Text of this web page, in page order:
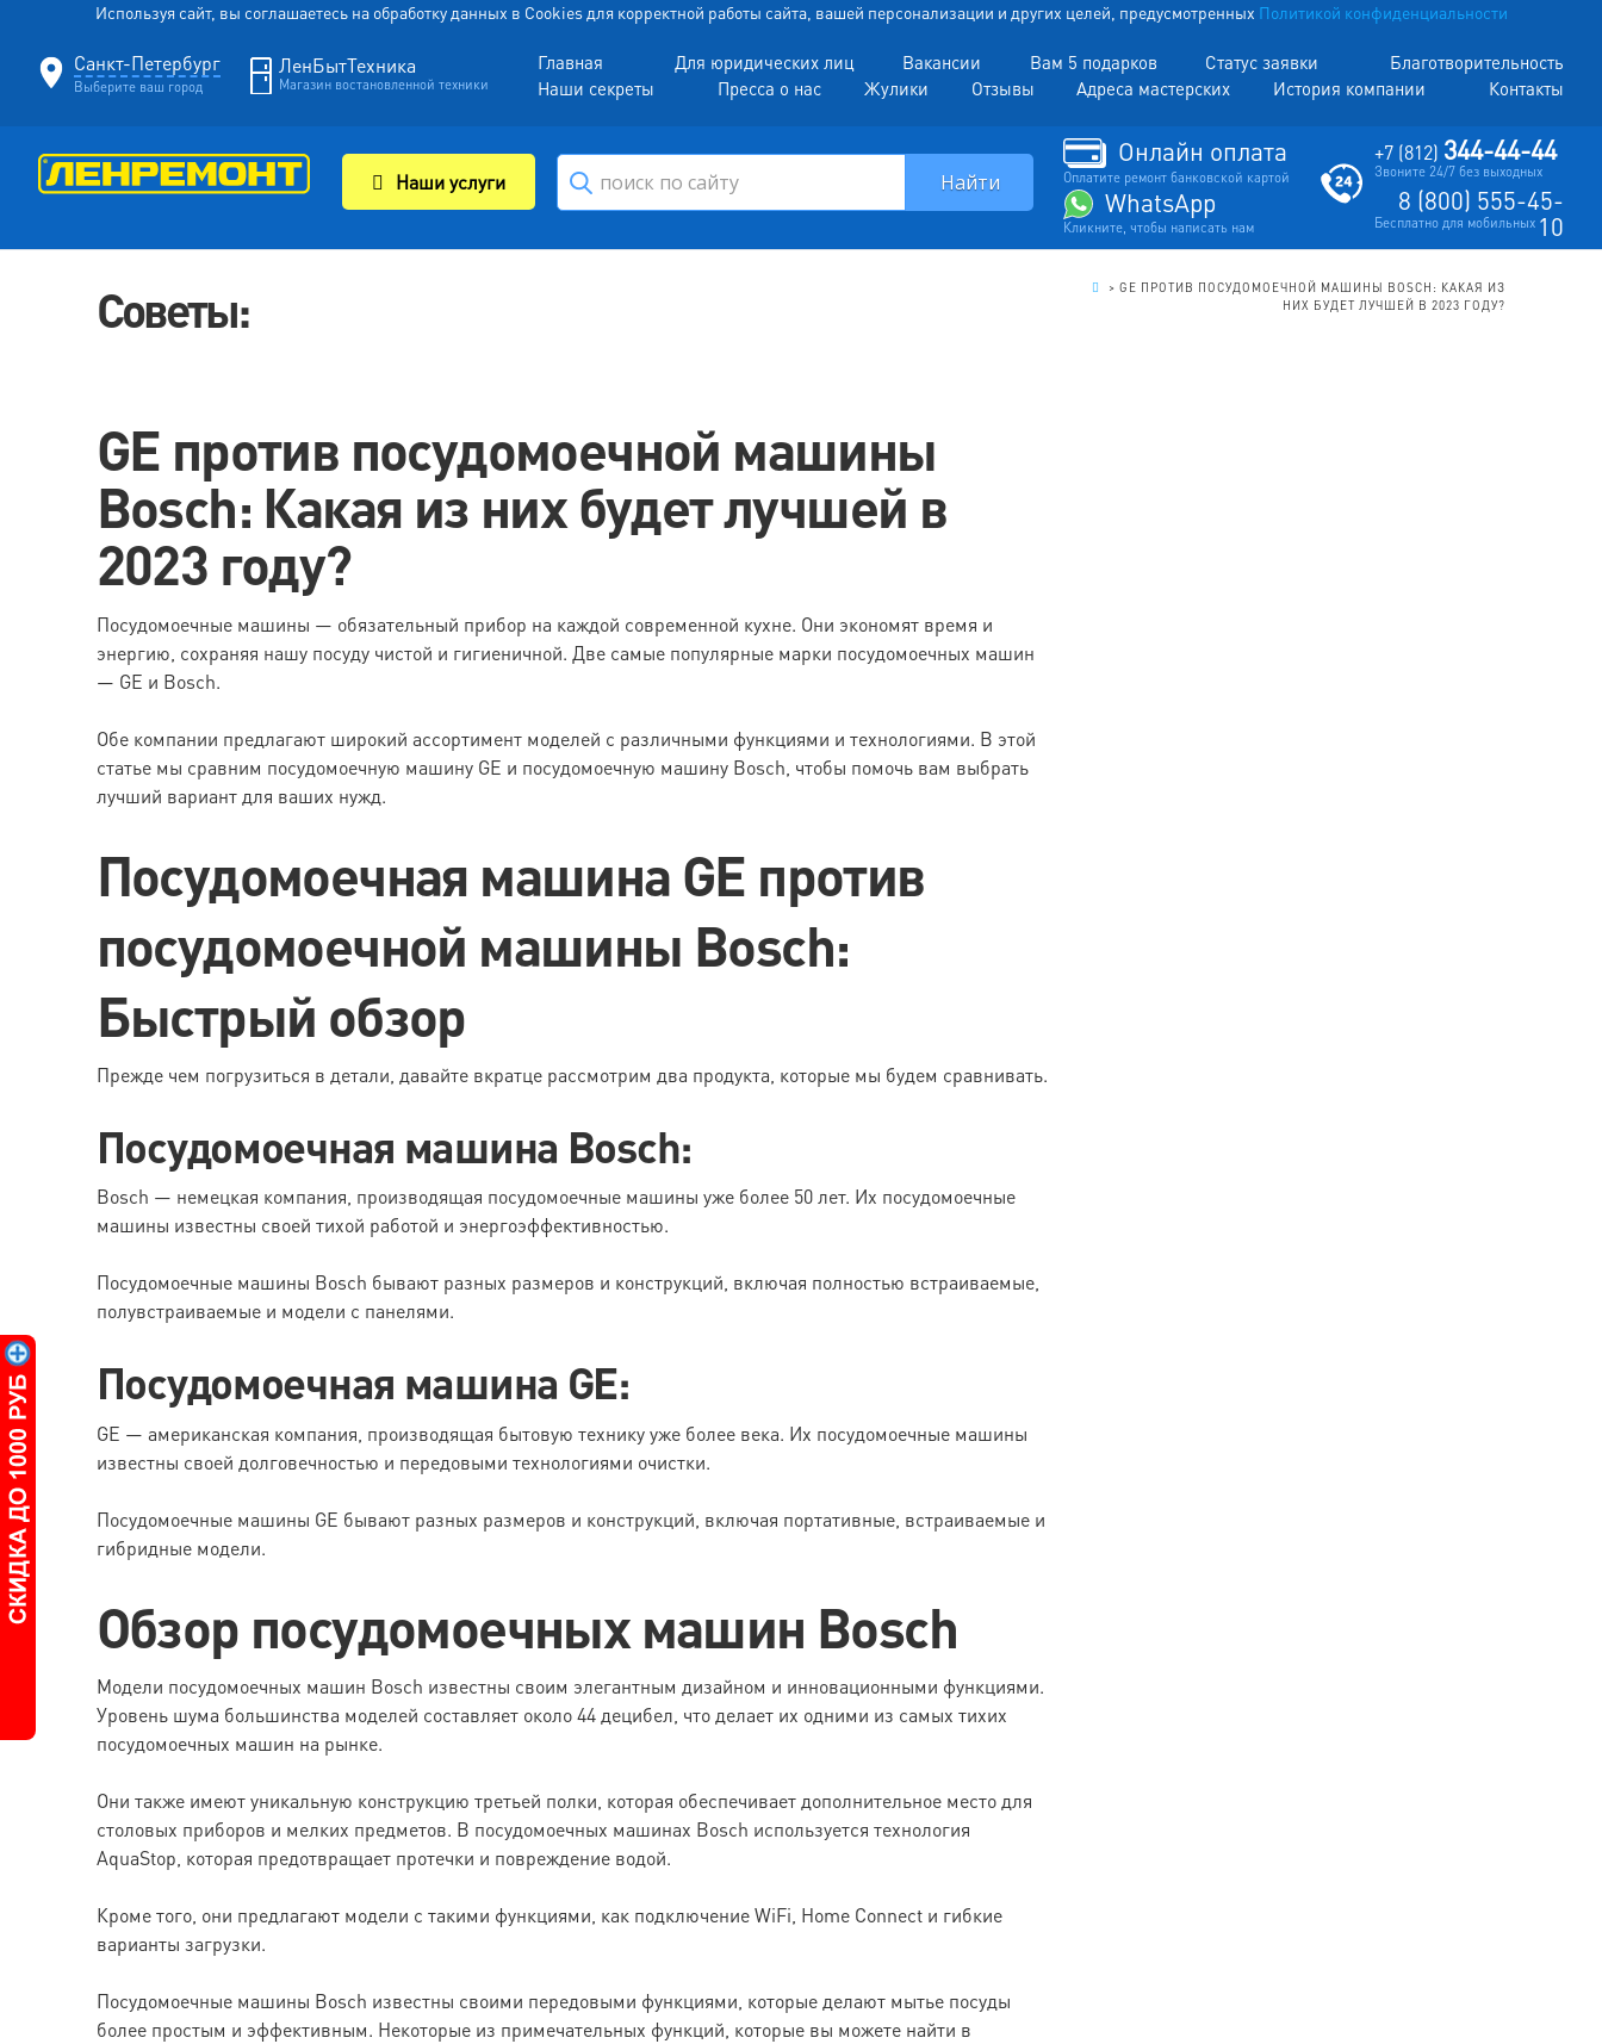
Используя сайт, вы соглашаетесь на обработку данных в Cookies для корректной работы сайта, вашей персонализации и других целей, предусмотренных Политикой конфиденциальности
Санкт-Петербург
Выберите ваш город
ЛенБытТехника
Магазин востановленной техники
Главная Для юридических лиц Вакансии Вам 5 подарков Статус заявки
Благотворительность
Наши секреты
Пресса о нас Жулики Отзывы Адреса мастерских История компании Контакты
Наши услуги
Онлайн оплата
Оплатите ремонт банковской картой
WhatsApp
Кликните, чтобы написать нам
+7 (812) 344-44-44
Звоните 24/7 без выходных
8 (800) 555-45-
10
Бесплатно для мобильных
Советы: > GE ПРОТИВ ПОСУДОМОЕЧНОЙ МАШИНЫ BOSCH: КАКАЯ ИЗ
НИХ БУДЕТ ЛУЧШЕЙ В 2023 ГОДУ?
GE против посудомоечной машины
Bosch: Какая из них будет лучшей в
2023 году?
Посудомоечные машины — обязательный прибор на каждой современной кухне. Они экономят время и
энергию, сохраняя нашу посуду чистой и гигиеничной. Две самые популярные марки посудомоечных машин
— GE и Bosch.
Обе компании предлагают широкий ассортимент моделей с различными функциями и технологиями. В этой
статье мы сравним посудомоечную машину GE и посудомоечную машину Bosch, чтобы помочь вам выбрать
лучший вариант для ваших нужд.
Посудомоечная машина GE против
посудомоечной машины Bosch:
Быстрый обзор
Прежде чем погрузиться в детали, давайте вкратце рассмотрим два продукта, которые мы будем сравнивать.
Посудомоечная машина Bosch:
Bosch — немецкая компания, производящая посудомоечные машины уже более 50 лет. Их посудомоечные
машины известны своей тихой работой и энергоэффективностью.
Посудомоечные машины Bosch бывают разных размеров и конструкций, включая полностью встраиваемые,
полувстраиваемые и модели с панелями.
Посудомоечная машина GE:
GE — американская компания, производящая бытовую технику уже более века. Их посудомоечные машины
известны своей долговечностью и передовыми технологиями очистки.
Посудомоечные машины GE бывают разных размеров и конструкций, включая портативные, встраиваемые и
гибридные модели.
Обзор посудомоечных машин Bosch
Модели посудомоечных машин Bosch известны своим элегантным дизайном и инновационными функциями.
Уровень шума большинства моделей составляет около 44 децибел, что делает их одними из самых тихих
посудомоечных машин на рынке.
Они также имеют уникальную конструкцию третьей полки, которая обеспечивает дополнительное место для
столовых приборов и мелких предметов. В посудомоечных машинах Bosch используется технология
AquaStop, которая предотвращает протечки и повреждение водой.
Кроме того, они предлагают модели с такими функциями, как подключение WiFi, Home Connect и гибкие
варианты загрузки.
Посудомоечные машины Bosch известны своими передовыми функциями, которые делают мытье посуды
более простым и эффективным. Некоторые из примечательных функций, которые вы можете найти в